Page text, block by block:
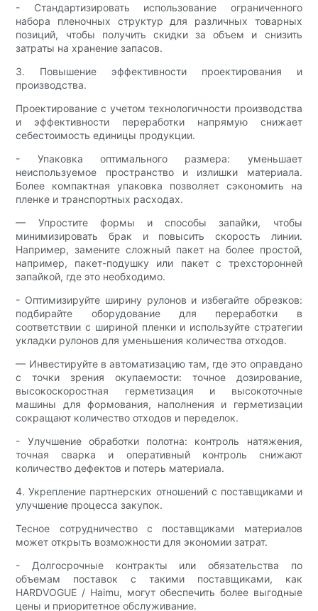
- Стандартизировать использование ограниченного
набора пленочных структур для различных товарных
позиций, чтобы получить скидки за объем и снизить
затраты на хранение запасов.
3. Повышение эффективности проектирования и
производства.
Проектирование с учетом технологичности производства
и эффективности переработки напрямую снижает
себестоимость единицы продукции.
- Упаковка оптимального размера: уменьшает
неиспользуемое пространство и излишки материала.
Более компактная упаковка позволяет сэкономить на
пленке и транспортных расходах.
— Упростите формы и способы запайки, чтобы
минимизировать брак и повысить скорость линии.
Например, замените сложный пакет на более простой,
например, пакет-подушку или пакет с трехсторонней
запайкой, где это необходимо.
- Оптимизируйте ширину рулонов и избегайте обрезков:
подбирайте оборудование для переработки в
соответствии с шириной пленки и используйте стратегии
укладки рулонов для уменьшения количества отходов.
— Инвестируйте в автоматизацию там, где это оправдано
с точки зрения окупаемости: точное дозирование,
высокоскоростная герметизация и высокоточные
машины для формования, наполнения и герметизации
сокращают количество отходов и переделок.
- Улучшение обработки полотна: контроль натяжения,
точная сварка и оперативный контроль снижают
количество дефектов и потерь материала.
4. Укрепление партнерских отношений с поставщиками и
улучшение процесса закупок.
Тесное сотрудничество с поставщиками материалов
может открыть возможности для экономии затрат.
- Долгосрочные контракты или обязательства по
объемам поставок с такими поставщиками, как
HARDVOGUE / Haimu, могут обеспечить более выгодные
цены и приоритетное обслуживание.